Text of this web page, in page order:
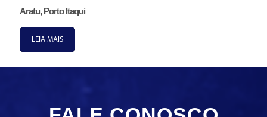
Aratu, Porto Itaqui
LEIA MAIS